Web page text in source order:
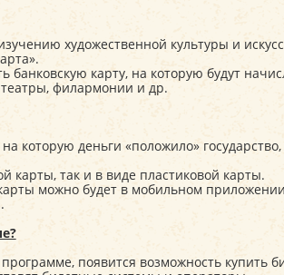
художественной культуры и
банковскую карту, на которую будут
театры, филармонии и др.
которую деньги «положило»
карты, так и в виде пластиковой карты.
можно будет в мобильном приложении
появится возможность купить